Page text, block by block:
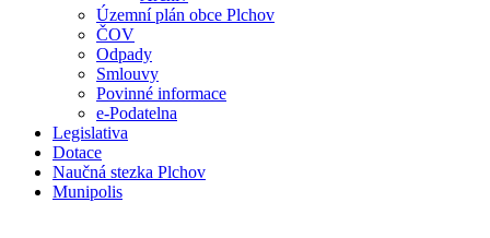
Územní plán obce Plchov
ČOV
Odpady
Smlouvy
Povinné informace
e-Podatelna
Legislativa
Dotace
Naučná stezka Plchov
Munipolis